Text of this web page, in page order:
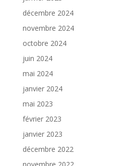
décembre 2024
novembre 2024
octobre 2024
juin 2024
mai 2024
janvier 2024
mai 2023
février 2023
janvier 2023
décembre 2022